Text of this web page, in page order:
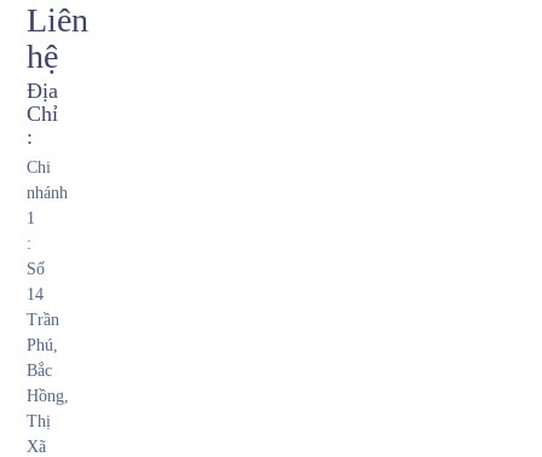
Liên
hệ
Địa
Chỉ
:
Chi
nhánh
1
:
Số
14
Trần
Phú,
Bắc
Hồng,
Thị
Xã